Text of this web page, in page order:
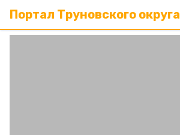
Портал Труновского округа